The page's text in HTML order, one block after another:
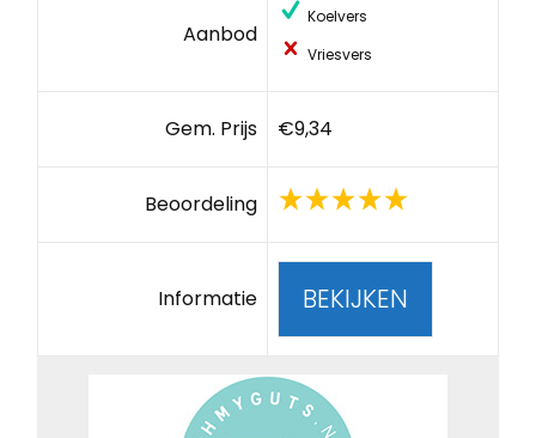
Aanbod
Koelvers
Vriesvers
Gem. Prijs €9,34
Beoordeling
Informatie BEKIJKEN